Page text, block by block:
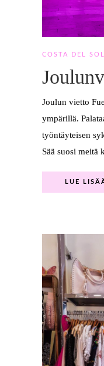
COSTA DEL SOL
Joulun vietto
ympärillä.
työntäyteisen
Sää suosi meitä
LUE